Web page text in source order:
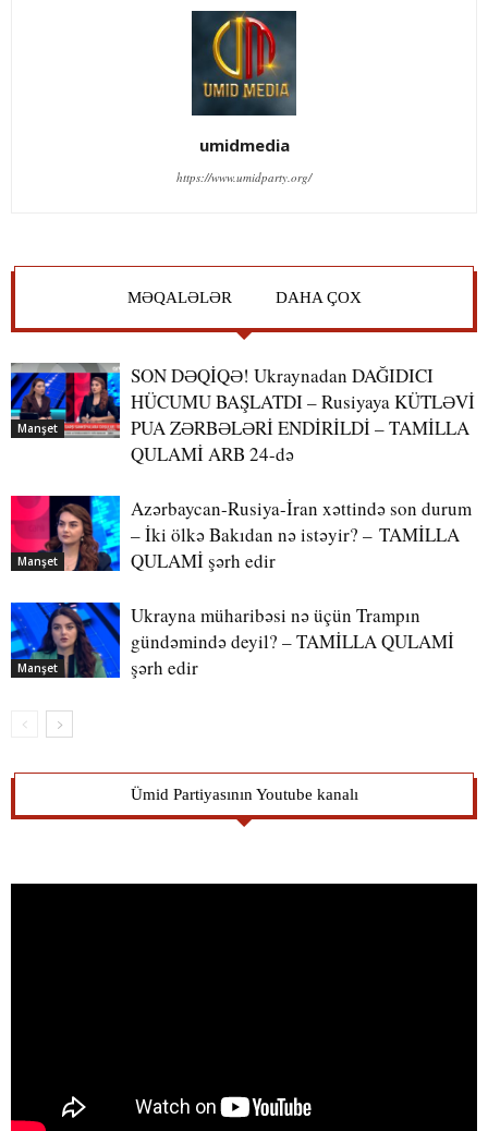
umidmedia
https://www.umidparty.org/
MƏQALƏLƏR DAHA ÇOX
Manşet
SON DƏQİQƏ! Ukraynadan DAĞIDICI
HÜCUMU BAŞLATDI – Rusiyaya KÜTLƏVİ
PUA ZƏRBƏLƏRİ ENDİRİLDİ – TAMİLLA
QULAMİ ARB 24-də
Manşet
Azərbaycan-Rusiya-İran xəttində son durum
– İki ölkə Bakıdan nə istəyir? – TAMİLLA
QULAMİ şərh edir
Manşet
Ukrayna müharibəsi nə üçün Trampın
gündəmində deyil? – TAMİLLA QULAMİ
şərh edir
Ümid Partiyasının Youtube kanalı